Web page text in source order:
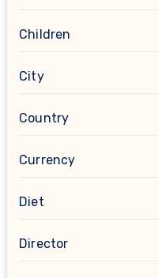
Children
City
Country
Currency
Diet
Director